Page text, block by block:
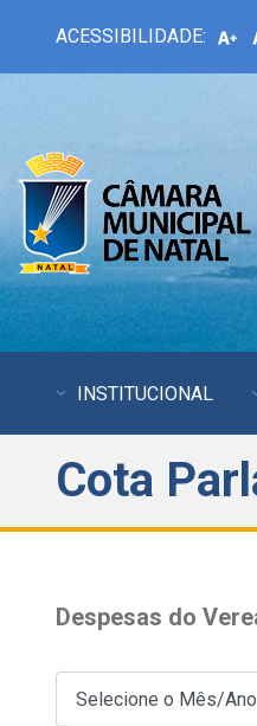
ACESSIBILIDADE:
INSTITUCIONAL
Cota
Despesas do